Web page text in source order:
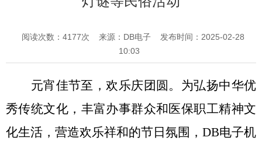
阅读次数： 4177次 来源：DB电子
发布时间：2025-02-28
10:03
元宵佳节至，欢乐庆团圆。为弘扬中华优
秀传统文化，丰富办事群众和医保职工精神文
化生活，营造欢乐祥和的节日氛围， DB电子机